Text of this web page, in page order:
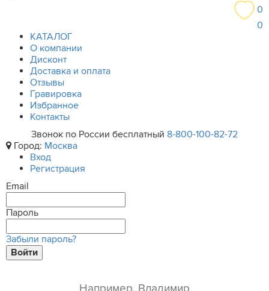
0
0
КАТАЛОГ
О компании
Дисконт
Доставка и оплата
Отзывы
Гравировка
Избранное
Контакты
Звонок по России бесплатный 8-800-100-82-72
Город: Москва
Вход
Регистрация
Email
Пароль
Забыли пароль?
Войти